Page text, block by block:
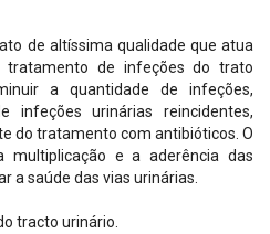
de altíssima qualidade que atua
tratamento de infeções do trato
a quantidade de infeções,
infeções urinárias reincidentes,
do tratamento com antibióticos. O
multiplicação e a aderência das
a saúde das vias urinárias.
tracto urinário.